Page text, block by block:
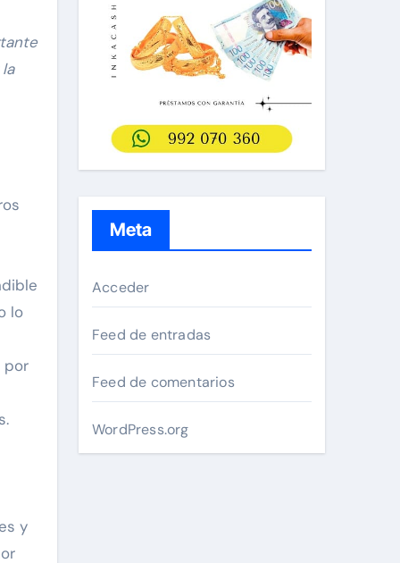
lo
por
y
Meta
Acceder
Feed de entradas
Feed de comentarios
WordPress.org